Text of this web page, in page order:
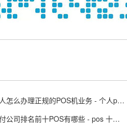
个人怎么办理正规的POS机业务 - 个人pos机申请步骤
支付公司排名前十POS有哪些 - pos 十大支付品牌排行榜